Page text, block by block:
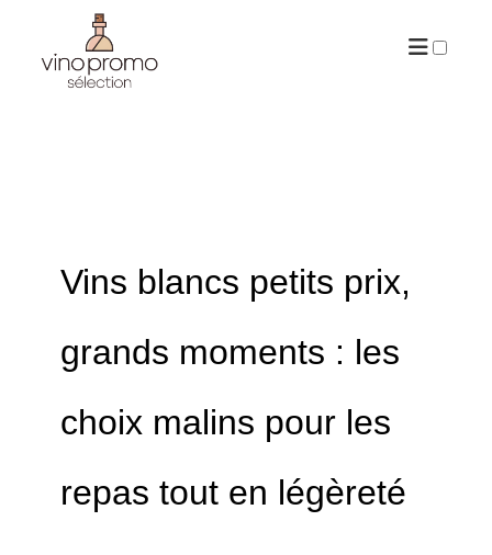
Vins blancs petits prix,
grands moments : les
choix malins pour les
repas tout en légèreté